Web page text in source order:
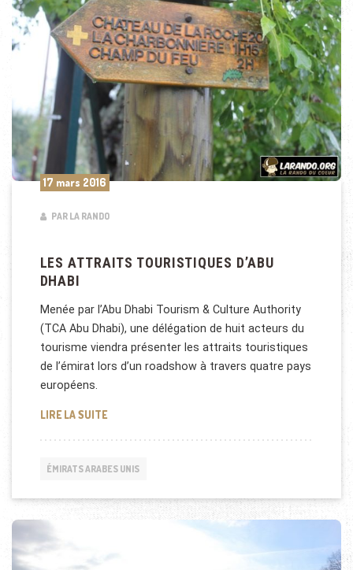
17 mars 2016
PAR LA RANDO
LES ATTRAITS TOURISTIQUES D’ABU
DHABI
Menée par l’Abu Dhabi Tourism & Culture Authority
(TCA Abu Dhabi), une délégation de huit acteurs du
tourisme viendra présenter les attraits touristiques
de l’émirat lors d’un roadshow à travers quatre pays
européens.
LIRE LA SUITELES ATTRAITS TOURISTIQUES D’ABU DHABI
ÉMIRATS ARABES UNIS